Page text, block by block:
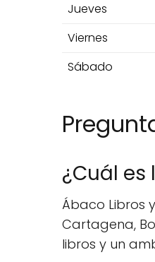
Jueves
Viernes
Sábado
¿Cuál
Ábaco Libros
Cartagena,
libros y un